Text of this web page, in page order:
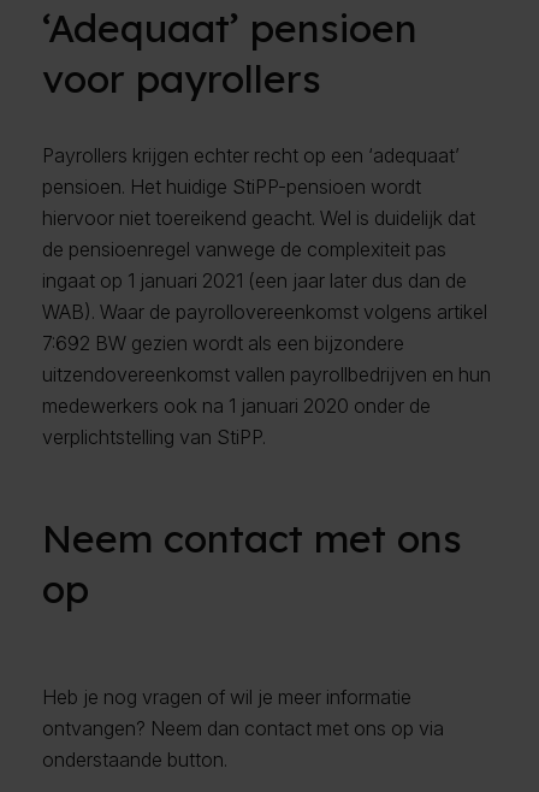
‘Adequaat’ pensioen
voor payrollers
Payrollers krijgen echter recht op een ‘adequaat’
pensioen. Het huidige StiPP-pensioen wordt
hiervoor niet toereikend geacht. Wel is duidelijk dat
de pensioenregel vanwege de complexiteit pas
ingaat op 1 januari 2021 (een jaar later dus dan de
WAB). Waar de payrollovereenkomst volgens artikel
7:692 BW gezien wordt als een bijzondere
uitzendovereenkomst vallen payrollbedrijven en hun
medewerkers ook na 1 januari 2020 onder de
verplichtstelling van StiPP.
Neem contact met ons
op
Heb je nog vragen of wil je meer informatie
ontvangen? Neem dan contact met ons op via
onderstaande button.